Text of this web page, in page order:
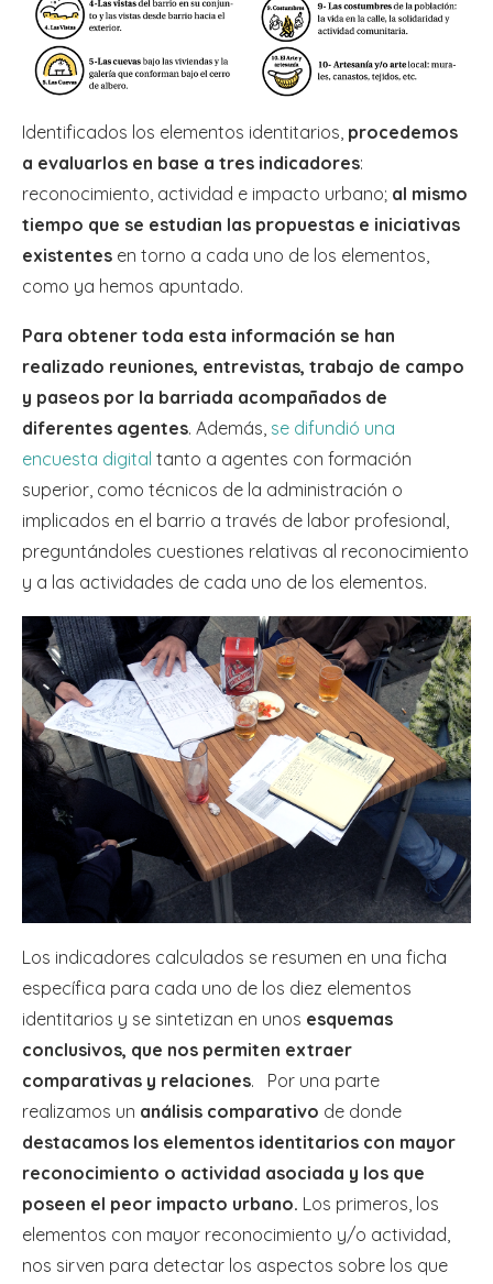
Identificados los elementos identitarios, procedemos
a evaluarlos en base a tres indicadores:
reconocimiento, actividad e impacto urbano; al mismo
tiempo que se estudian las propuestas e iniciativas
existentes en torno a cada uno de los elementos,
como ya hemos apuntado.
Para obtener toda esta información se han
realizado reuniones, entrevistas, trabajo de campo
y paseos por la barriada acompañados de
diferentes agentes. Además, se difundió una
encuesta digital tanto a agentes con formación
superior, como técnicos de la administración o
implicados en el barrio a través de labor profesional,
preguntándoles cuestiones relativas al reconocimiento
y a las actividades de cada uno de los elementos.
Los indicadores calculados se resumen en una ficha
específica para cada uno de los diez elementos
identitarios y se sintetizan en unos esquemas
conclusivos, que nos permiten extraer
comparativas y relaciones. Por una parte
realizamos un análisis comparativo de donde
destacamos los elementos identitarios con mayor
reconocimiento o actividad asociada y los que
poseen el peor impacto urbano. Los primeros, los
elementos con mayor reconocimiento y/o actividad,
nos sirven para detectar los aspectos sobre los que